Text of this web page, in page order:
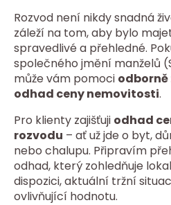
Rozvod není nikdy snadná
záleží na tom, aby bylo
spravedlivé a přehledné.
společného jmění manželů
může vám pomoci
odhad ceny nemovitosti.
Pro klienty zajišťuji odhad
rozvodu – ať už jde o byt,
nebo chalupu. Připravím
odhad, který zohledňuje
dispozici, aktuální tržní
ovlivňující hodnotu.